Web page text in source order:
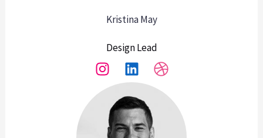
Kristina May
Design Lead